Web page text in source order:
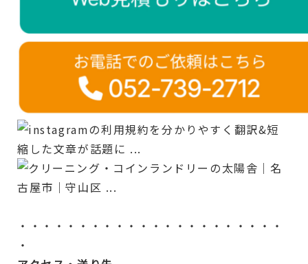
・・・・・・・・・・・・・・・・・・・・・・
・